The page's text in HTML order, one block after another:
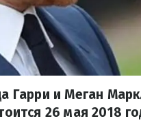
Гарри и Меган
26 мая 2018